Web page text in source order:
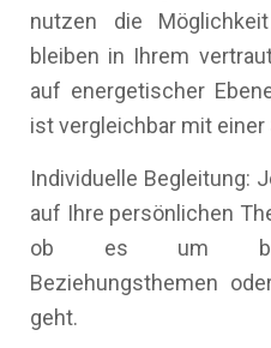
nutzen die
bleiben in Ihrem
auf energetischer
ist vergleichbar mit einer
Individuelle Begleitung:
auf Ihre persönlichen
ob es um
Beziehungsthemen
geht.